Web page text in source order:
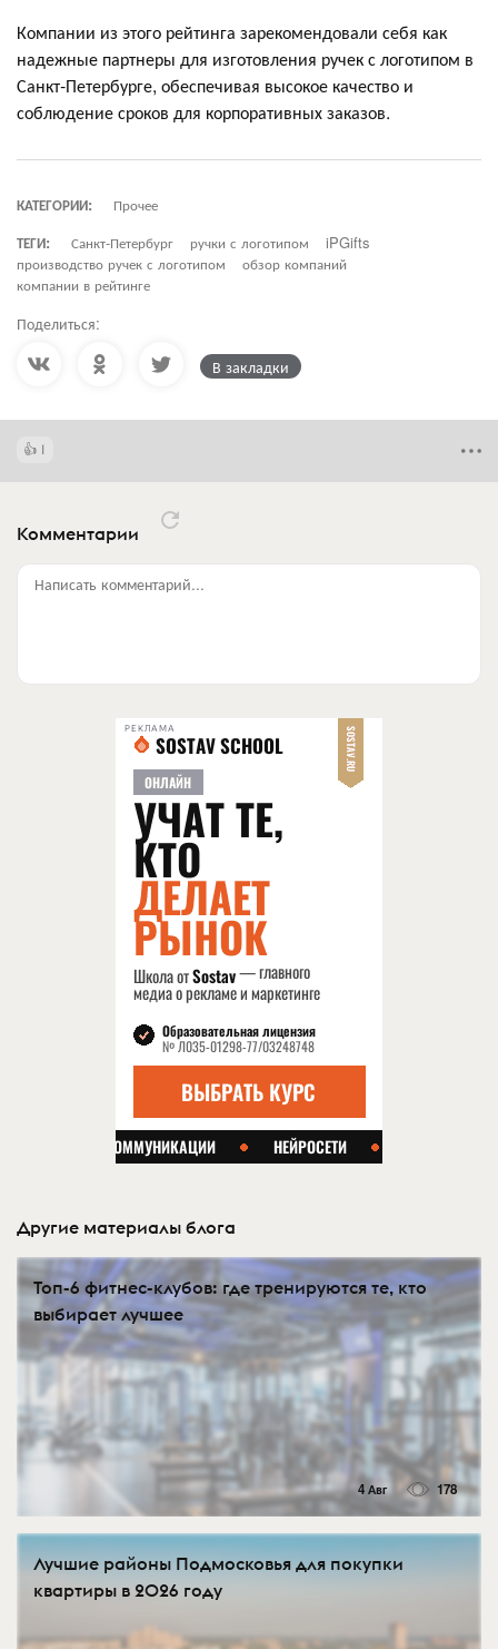
Компании из этого рейтинга зарекомендовали себя как
надежные партнеры для изготовления ручек с логотипом в
Санкт‑Петербурге, обеспечивая высокое качество и
соблюдение сроков для корпоративных заказов.
КАТЕГОРИИ:
Прочее
ТЕГИ:
Санкт-Петербург ручки с логотипом
iPGifts
производство ручек с логотипом
обзор компаний
компании в рейтинге
Поделиться:
В закладки
1
Комментарии
Написать комментарий...
РЕКЛАМА
Другие материалы блога
Топ-6 фитнес-клубов: где тренируются те, кто
выбирает лучшее
4 Авг 178
Лучшие районы Подмосковья для покупки
квартиры в 2026 году